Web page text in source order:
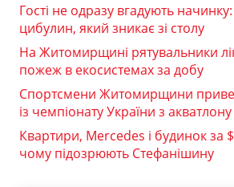
Гості не одразу вгадують начинку:
цибулин, який зникає зі столу
На Житомирщині рятувальники
пожеж в екосистемах за добу
Спортсмени Житомирщини
із чемпіонату України з акватлону
Квартири, Mercedes і будинок за
чому підозрюють Стефанішину